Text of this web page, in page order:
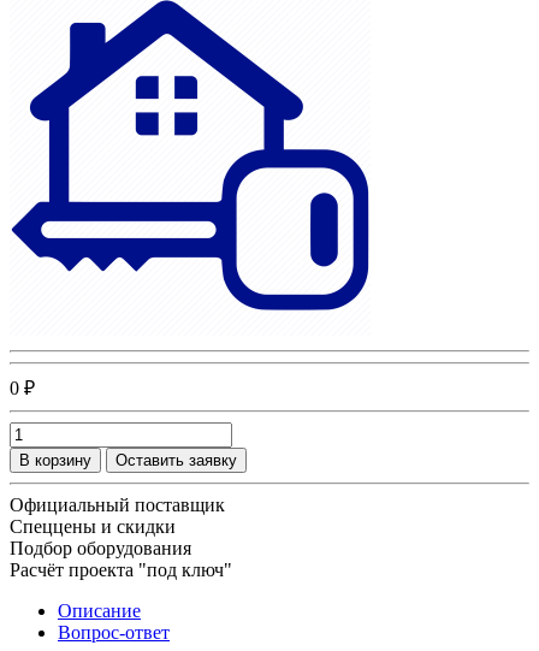
0 ₽
В корзину Оставить заявку
Официальный поставщик
Спеццены и скидки
Подбор оборудования
Расчёт проекта "под ключ"
Описание
Вопрос-ответ